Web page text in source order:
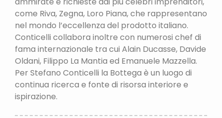
come Riva, Zegna, Loro Piana, che rappresentano
nel mondo l’eccellenza del prodotto italiano.
Conticelli collabora inoltre con numerosi chef di
fama internazionale tra cui Alain Ducasse, Davide
Oldani, Filippo La Mantia ed Emanuele Mazzella.
Per Stefano Conticelli la Bottega è un luogo di
continua ricerca e fonte di risorsa interiore e
ispirazione.